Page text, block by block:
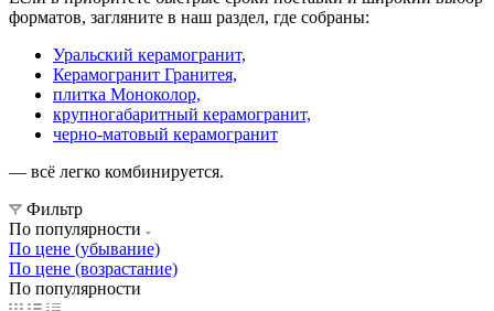
форматов, загляните в наш раздел, где собраны:
Уральский керамогранит,
Керамогранит Гранитея,
плитка Моноколор,
крупногабаритный керамогранит,
черно-матовый керамогранит
— всё легко комбинируется.
Фильтр
По популярности
По цене (убывание)
По цене (возрастание)
По популярности